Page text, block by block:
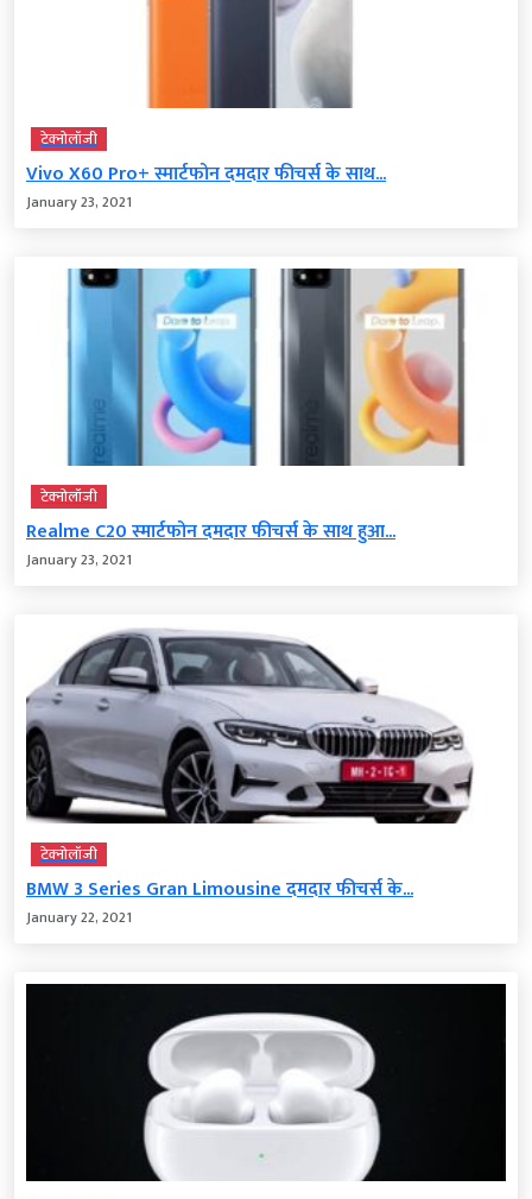
टेक्‍नोलॉजी
Vivo X60 Pro+ स्मार्टफोन दमदार फीचर्स के साथ...
January 23, 2021
टेक्‍नोलॉजी
Realme C20 स्‍मार्टफोन दमदार फीचर्स के साथ हुआ...
January 23, 2021
टेक्‍नोलॉजी
BMW 3 Series Gran Limousine दमदार फीचर्स के...
January 22, 2021